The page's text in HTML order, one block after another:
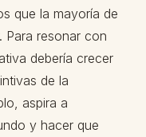
que la mayoría de
Para resonar con
debería crecer
de la
aspira a
y hacer que